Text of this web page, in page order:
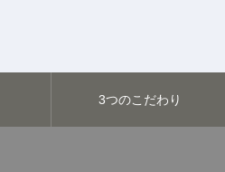
3つのこだわり